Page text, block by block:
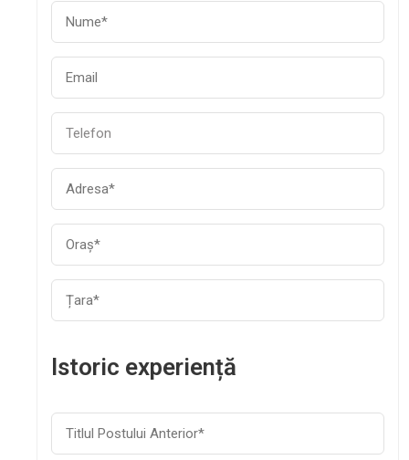
Istoric experiență